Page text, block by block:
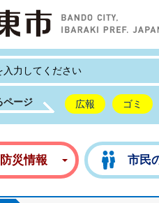
ページ 広報 ゴミ
災情報 市民